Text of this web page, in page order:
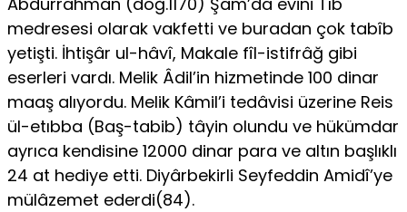
medresesi olarak vakfetti ve buradan çok tabîb
yetişti. İhtişâr ul-hâvî, Makale fîl-istifrâğ gibi
eserleri vardı. Melik Âdil’in hizmetinde 100 dinar
maaş alıyordu. Melik Kâmil’i tedâvisi üzerine Reis
ül-etıbba (Baş-tabib) tâyin olundu ve hükümdar
ayrıca kendisine 12000 dinar para ve altın başlıklı
24 at hediye etti. Diyârbekirli Seyfeddin Amidî’ye
mülâzemet ederdi(84).